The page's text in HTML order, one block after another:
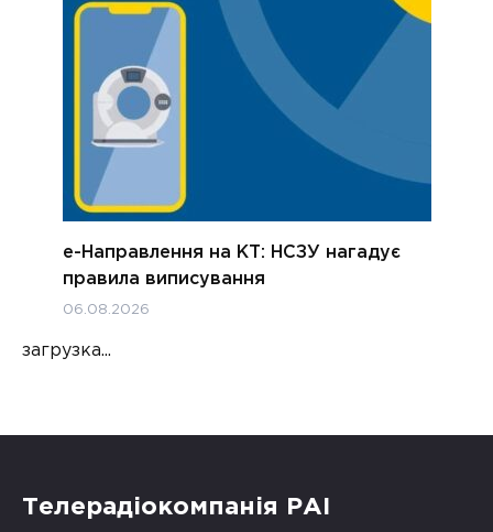
е-Направлення на КТ: НСЗУ нагадує
правила виписування
06.08.2026
загрузка...
Телерадіокомпанія РАІ